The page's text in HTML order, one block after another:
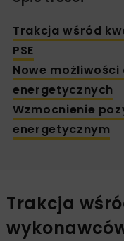
Trakcja wśród
PSE
Nowe
energetycznych
Wzmocnienie
energetycznym
Trakcja